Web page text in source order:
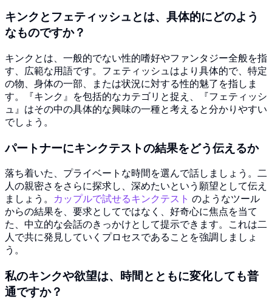
キンクとフェティッシュとは、具体的にどのよう
なものですか？
キンクとは、一般的でない性的嗜好やファンタジー全般を指
す、広範な用語です。フェティッシュはより具体的で、特定
の物、身体の一部、または状況に対する性的魅了を指しま
す。『キンク』を包括的なカテゴリと捉え、『フェティッシ
ュ』はその中の具体的な興味の一種と考えると分かりやすい
でしょう。
パートナーにキンクテストの結果をどう伝えるか
落ち着いた、プライベートな時間を選んで話しましょう。二
人の親密さをさらに探求し、深めたいという願望として伝え
ましょう。
カップルで試せるキンクテスト のようなツール
からの結果を、要求としてではなく、好奇心に焦点を当て
た、中立的な会話のきっかけとして提示できます。これは二
人で共に発見していくプロセスであることを強調しましょ
う。
私のキンクや欲望は、時間とともに変化しても普
通ですか？